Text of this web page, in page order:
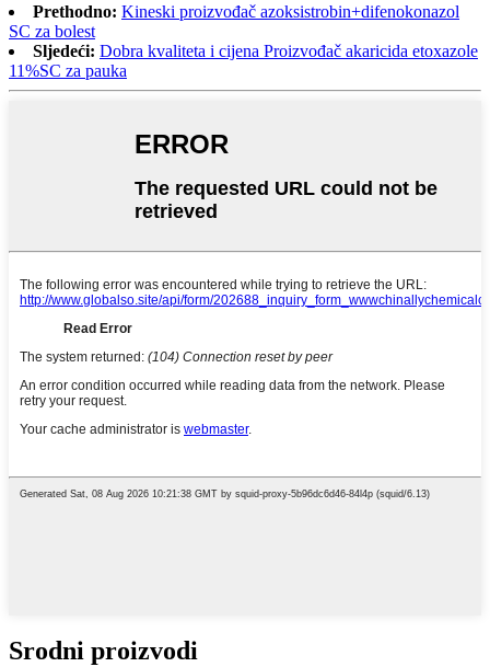
Prethodno: Kineski proizvođač azoksistrobin+difenokonazol
SC za bolest
Sljedeći: Dobra kvaliteta i cijena Proizvođač akaricida etoxazole
11%SC za pauka
Srodni proizvodi